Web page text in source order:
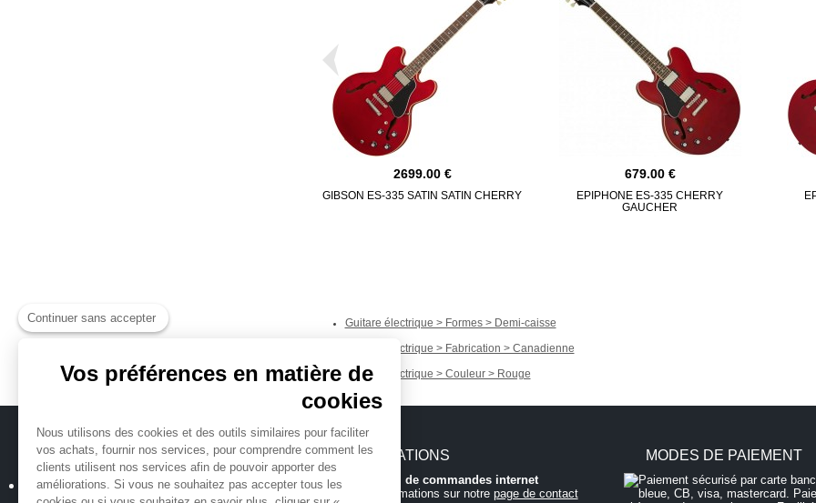
Continuer sans accepter
Vos préférences en matière de
cookies
Nous utilisons des cookies et des outils similaires pour faciliter
vos achats, fournir nos services, pour comprendre comment les
clients utilisent nos services afin de pouvoir apporter des
améliorations. Si vous ne souhaitez pas accepter tous les
2699.00
GIBSON ES-335 SATIN SATIN CHERRY
679.00
EPIPHONE ES-335 CHERRY
GAUCHER
Guitare électrique > Formes > Demi-caisse
Guitare électrique > Fabrication > Canadienne
Guitare électrique > Couleur > Rouge
MICHENAUD.COM
Qui sommes nous ?
INFORMATIONS
Hotline et suivi de commandes internet
Toutes les informations sur notre page de contact
MODES DE PAIEMENT